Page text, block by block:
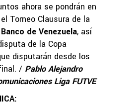
ahora se pondrán en
Torneo Clausura de la
de Venezuela, así
de la Copa
disputarán desde los
/ Pablo Alejandro
Liga FUTVE